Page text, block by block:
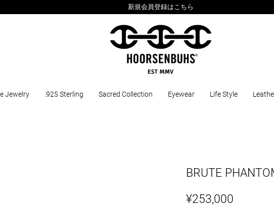
新規会員登録はこちら
Jewelry .925 Sterling Sacred Collection Eyewear Life Style
BRUTE
¥253,000